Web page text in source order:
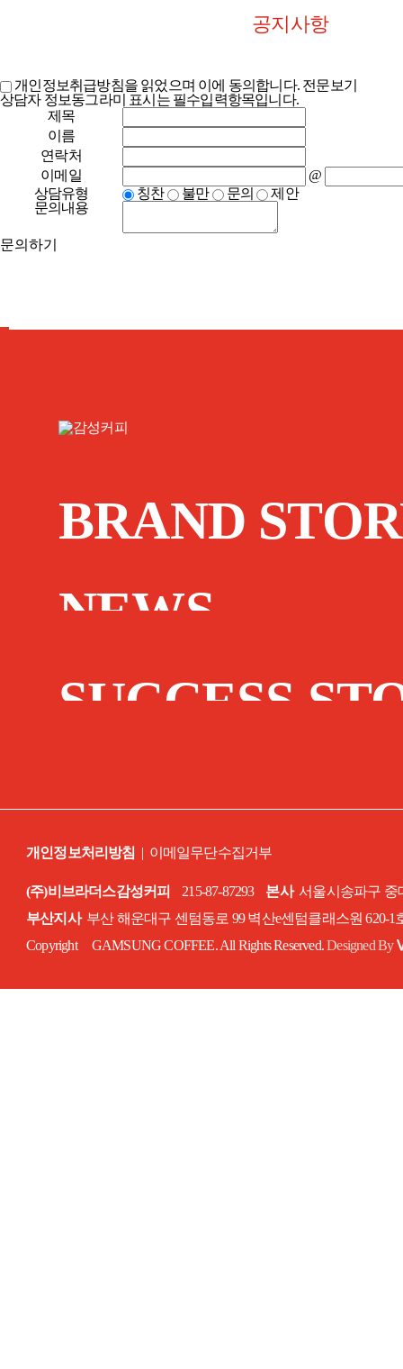
공지사항
개인정보취급방침을 읽었으며 이에 동의합니다. 전문보기
상담자 정보동그라미 표시는 필수입력항목입니다.
제목
이름
연락처
이메일
@
상담유형
칭찬 불만 문의
제안
문의내용
문의하기
BRAND
NEWS
SUCCESS
개인정보처리방침 | 이메일무단수집거부
(주)비브라더스감성커피 215-87-87293 본사서울시송파구 중
부산지사부산 해운대구 센텀동로 99 벽산e센텀클래스원 620-1
Copyright GAMSUNG COFFEE. All Rights Reserved.Designed By